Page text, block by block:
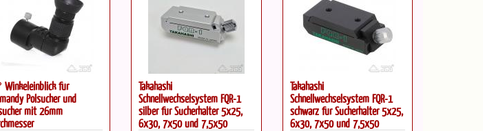
Winkeleinblick für
Polsucher und
mit 26mm
Takahashi
Schnellwechselsystem FQR-1
silber für Sucherhalter 5x25,
6x30, 7x50 und 7,5x50
Takahashi
Schnellwechselsystem FQR-1
schwarz für Sucherhalter 5x25,
6x30, 7x50 und 7,5x50